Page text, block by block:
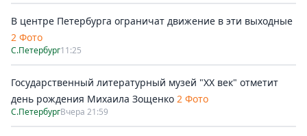
В центре Петербурга ограничат движение в эти выходные
2 Фото
С.Петербург11:25
Государственный литературный музей "ХХ век" отметит
день рождения Михаила Зощенко 2 Фото
С.ПетербургВчера 21:59